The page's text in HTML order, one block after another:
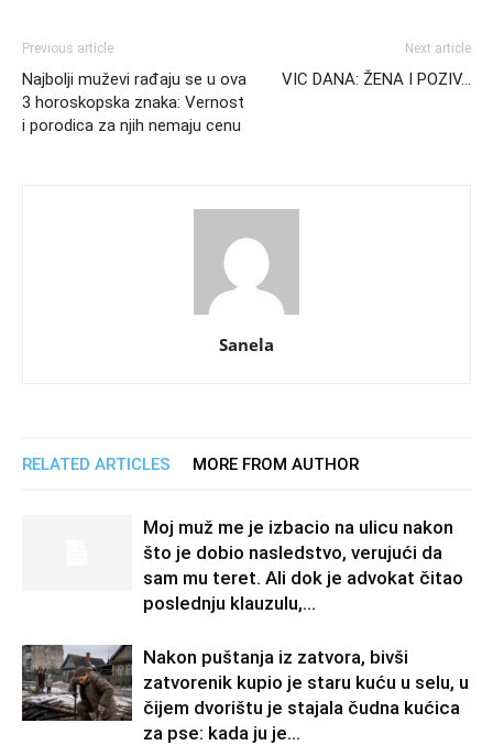
Previous article
Najbolji muževi rađaju se u ova
3 horoskopska znaka: Vernost
i porodica za njih nemaju cenu
Next article
VIC DANA: ŽENA I POZIV…
Sanela
RELATED ARTICLES MORE FROM AUTHOR
Moj muž me je izbacio na ulicu nakon
što je dobio nasledstvo, verujući da
sam mu teret. Ali dok je advokat čitao
poslednju klauzulu,...
Nakon puštanja iz zatvora, bivši
zatvorenik kupio je staru kuću u selu, u
čijem dvorištu je stajala čudna kućica
za pse: kada ju je...